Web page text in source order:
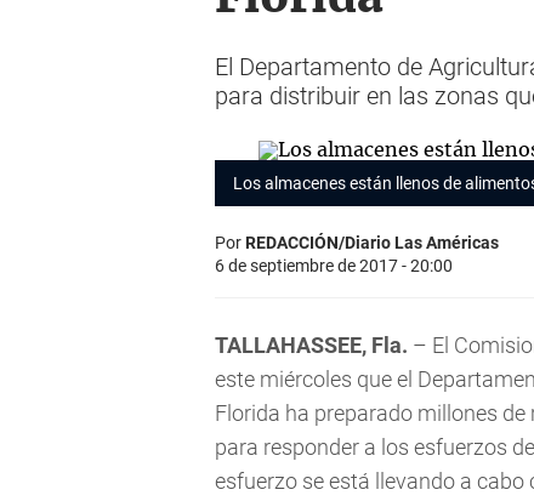
El Departamento de
para distribuir en las zonas
Los almacenes están llenos de
PorREDACCIÓN/Diario Las Américas
6 de septiembre de 2017 - 20:00
TALLAHASSEE, Fla. – El
este miércoles que el
Florida ha preparado millones
para responder a los esfuerzos
esfuerzo se está llevando a